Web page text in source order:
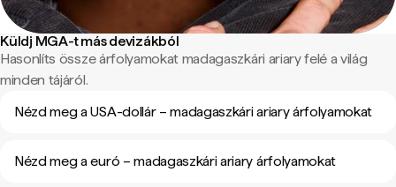
Küldj MGA-t más devizákból
Hasonlíts össze árfolyamokat madagaszkári ariary felé a világ
minden tájáról.
Nézd meg a USA-dollár – madagaszkári ariary árfolyamokat
Nézd meg a euró – madagaszkári ariary árfolyamokat